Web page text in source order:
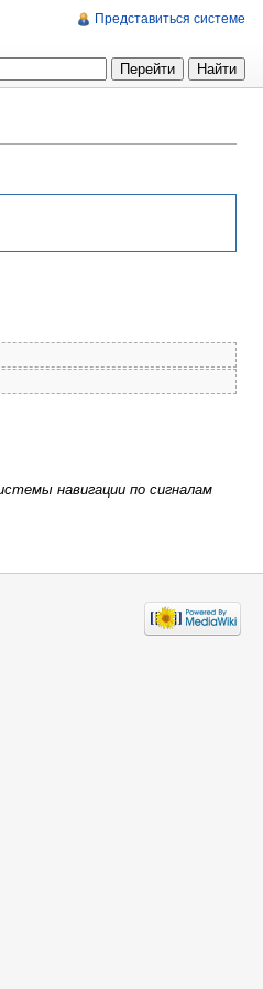
навигации по сигналам
Представиться системе